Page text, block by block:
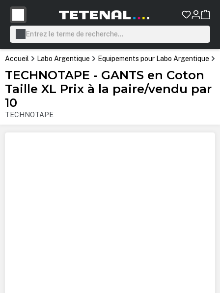
principal
Accueil Labo Argentique Equipements pour Labo Argentique
TECHNOTAPE - GANTS en Coton
Taille XL Prix à la paire/vendu par
10
TECHNOTAPE